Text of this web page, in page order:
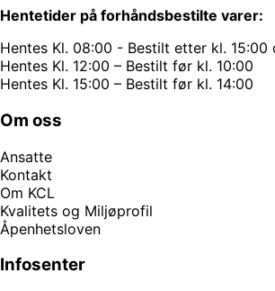
Hentetider på forhåndsbestilte varer:
Hentes Kl. 08:00 - Bestilt etter kl. 15:00
Hentes Kl. 12:00 – Bestilt før kl. 10:00
Hentes Kl. 15:00 – Bestilt før kl. 14:00
Om oss
Ansatte
Kontakt
Om KCL
Kvalitets og Miljøprofil
Åpenhetsloven
Infosenter